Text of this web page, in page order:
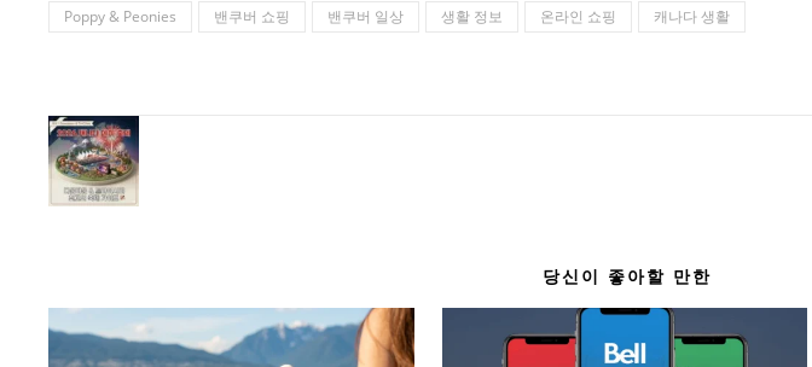
(Virgin), 쿠도(Koodo)
는?
Poppy & Peonies 밴쿠버 쇼핑 밴쿠버 일상 생활 정보 온라인 쇼핑 캐나다 생활
당신이 좋아할 만한